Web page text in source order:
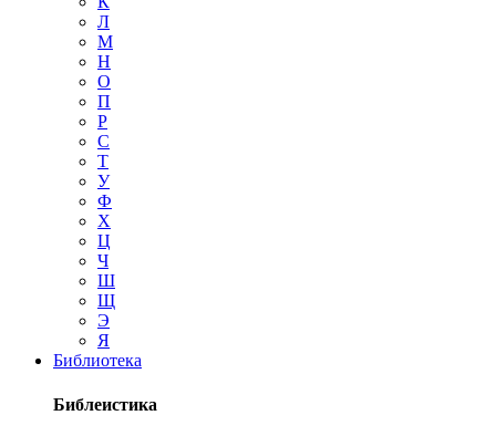
Л
М
Н
О
П
Р
С
Т
У
Ф
Х
Ц
Ч
Ш
Щ
Э
Я
Библиотека
Библеистика